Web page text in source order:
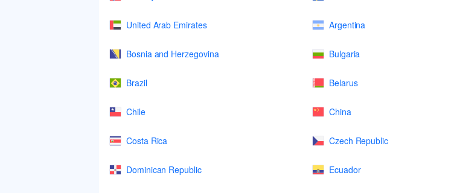
United Arab Emirates Argentina
Bosnia and Herzegovina Bulgaria
Brazil Belarus
Chile China
Costa Rica Czech Republic
Dominican Republic Ecuador